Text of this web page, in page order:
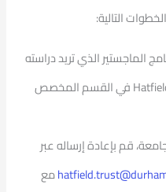
التالية:
الماجستير الذي تريد دراسته
قم بذكر اسم منحة Hatfield Lioness في القسم المخصص
قم بإعادة إرساله عبر
مع